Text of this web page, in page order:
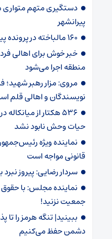
دستگیری متهم متواری
پیرانشهر
160 مالباخته در پرونده پیش‌فروش خودرو در زرند
خبر خوش برای اهالی‌
منطقه اجرا می‌شود
مروی: مزار رهبر
نویسندگان و اهالی قلم
536 هکتار از
حیات وحش نابود نشد
نماینده ویژه
قانونی مواجه است
سردار رضایی: پیروز
جمعیت نزنید!
ببینید| تنگه هرمز را
دشمن حفظ می‌کنیم